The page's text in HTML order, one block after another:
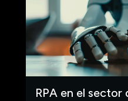
RPA en el sector